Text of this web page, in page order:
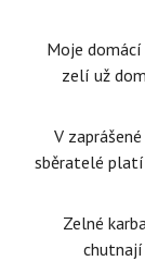
Moje domácí
zelí už
V
sběratelé platí
Zelné
chutnají